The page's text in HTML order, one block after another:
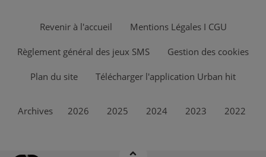
Revenir à l'accueil Mentions Légales I CGU
Règlement général des jeux SMS Gestion des cookies
Plan du site Télécharger l'application Urban hit
Archives 2026 2025 2024 2023 2022